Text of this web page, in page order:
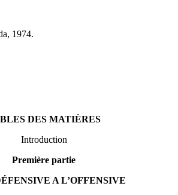
1974.
DES MATIÈRES
Introduction
Première partie
A L’OFFENSIVE